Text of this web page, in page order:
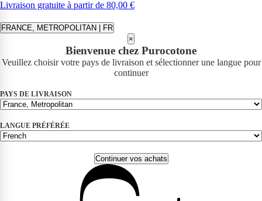
Livraison gratuite à partir de 80,00 €
FRANCE, METROPOLITAN | FR
×
Bienvenue chez Purocotone
Veuillez choisir votre pays de livraison et sélectionner une langue pour
continuer
PAYS DE LIVRAISON
LANGUE PRÉFÉRÉE
Continuer vos achats